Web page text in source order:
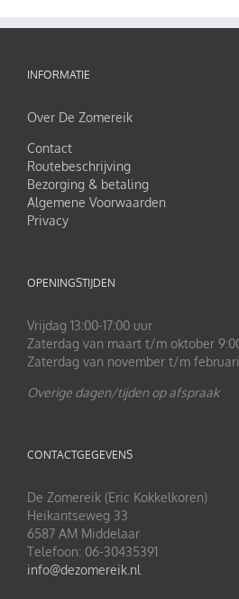
INFORMATIE
Over De Zomereik
Contact
Routebeschrijving
Bezorging & betaling
Algemene Voorwaarden
Privacy
OPENINGSTIJDEN
Vrijdag 13:00-17:00 uur
Zaterdag van maart t/m oktober
Zaterdag van november t/m
Overige dagen/tijden op afspraak
CONTACTGEGEVENS
De Zomereik (Eric Kokkelkoren)
Heikantseweg 33
6587 AM Middelaar
Telefoon: 06-30435391
info@dezomereik.nl